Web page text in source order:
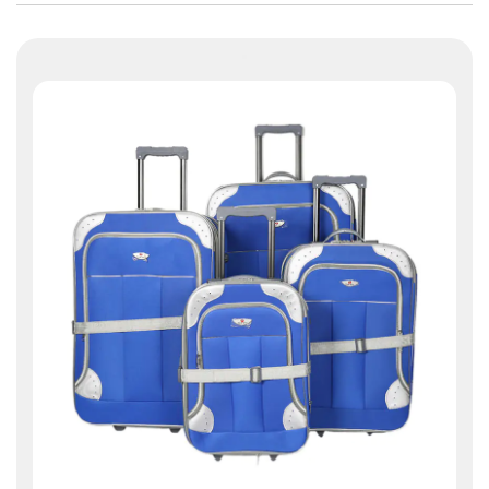
apertura frontal, lo que permite un acceso
rápido a sus pertenencias sin tener que
abrir toda la maleta. Esto resulta útil
cuando necesita algo urgente durante los
controles de seguridad o en la puerta del
aeropuerto. La maleta de mano de 20
pulgadas también tiene un compartimento
exclusivo para guardar computadoras,
ideal para guardar computadoras
portátiles o tabletas de forma segura.
Las maletas vienen equipadas con